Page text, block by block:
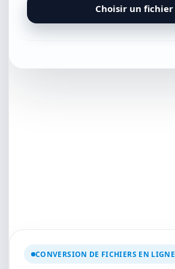
Choisir un fichier
CONVERSION DE FICHIERS EN LIGNE